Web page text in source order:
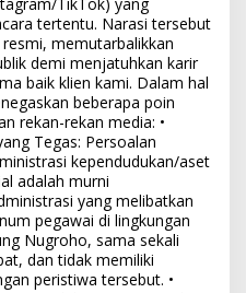
tertentu. Narasi tersebut
memutarbalikkan
demi menjatuhkan karir
baik klien kami. Dalam hal
beberapa poin
rekan-rekan media: •
Tegas: Persoalan
kependudukan/aset
adalah murni
yang melibatkan
pegawai di lingkungan
Nugroho, sama sekali
dan tidak memiliki
peristiwa tersebut. •